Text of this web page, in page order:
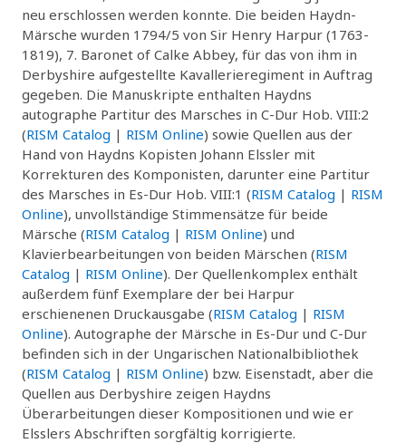
neu erschlossen werden konnte. Die beiden Haydn-
Märsche wurden 1794/5 von Sir Henry Harpur (1763-
1819), 7. Baronet of Calke Abbey, für das von ihm in
Derbyshire aufgestellte Kavallerieregiment in Auftrag
gegeben. Die Manuskripte enthalten Haydns
autographe Partitur des Marsches in C-Dur Hob. VIII:2
(RISM Catalog | RISM Online) sowie Quellen aus der
Hand von Haydns Kopisten Johann Elssler mit
Korrekturen des Komponisten, darunter eine Partitur
des Marsches in Es-Dur Hob. VIII:1 (RISM Catalog | RISM
Online), unvollständige Stimmensätze für beide
Märsche (RISM Catalog | RISM Online) und
Klavierbearbeitungen von beiden Märschen (RISM
Catalog | RISM Online). Der Quellenkomplex enthält
außerdem fünf Exemplare der bei Harpur
erschienenen Druckausgabe (RISM Catalog | RISM
Online). Autographe der Märsche in Es-Dur und C-Dur
befinden sich in der Ungarischen Nationalbibliothek
(RISM Catalog | RISM Online) bzw. Eisenstadt, aber die
Quellen aus Derbyshire zeigen Haydns
Überarbeitungen dieser Kompositionen und wie er
Elsslers Abschriften sorgfältig korrigierte.